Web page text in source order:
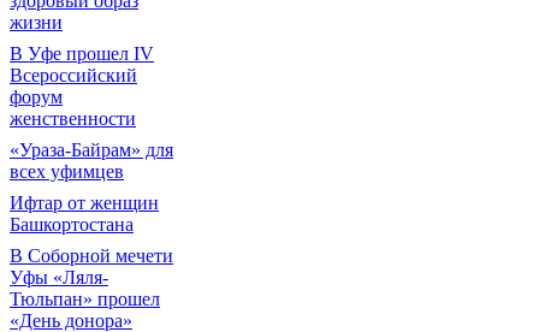
жизни
В Уфе прошел IV
Всероссийский
форум
женственности
«Ураза-Байрам» для
всех уфимцев
Ифтар от женщин
Башкортостана
В Соборной мечети
Уфы «Ляля-
Тюльпан» прошел
«День донора»